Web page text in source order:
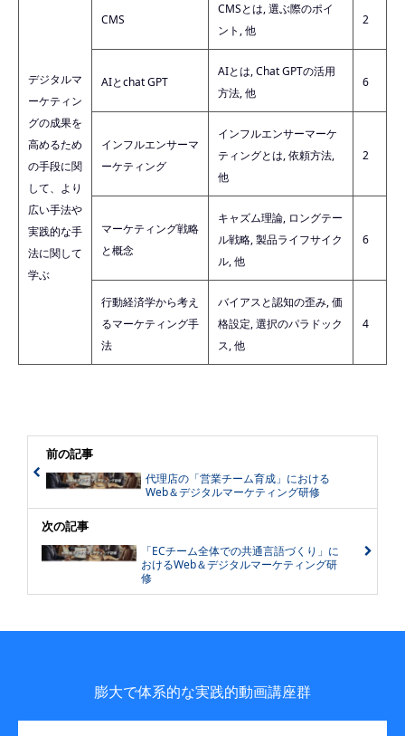
デジタルマ
ーケティン
グの成果を
高めるため
の手段に関
して、より
広い手法や
実践的な手
法に関して
学ぶ
CMS
CMSとは, 選ぶ際のポイ
ント, 他
2
AIとchat GPT
AIとは, Chat GPTの活用
方法, 他
6
インフルエンサーマ
ーケティング
インフルエンサーマーケ
ティングとは, 依頼方法,
他
2
マーケティング戦略
と概念
キャズム理論, ロングテー
ル戦略, 製品ライフサイク
ル, 他
6
行動経済学から考え
るマーケティング手
法
バイアスと認知の歪み, 価
格設定, 選択のパラドック
ス, 他
4
前の記事
代理店の「営業チーム育成」における
Web＆デジタルマーケティング研修
次の記事
「ECチーム全体での共通言語づくり」に
おけるWeb＆デジタルマーケティング研
修
膨大で体系的な実践的動画講座群